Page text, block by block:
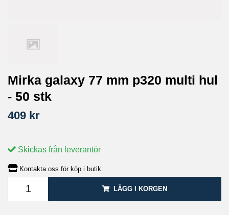
Mirka galaxy 77 mm p320 multi hul
- 50 stk
409 kr
Skickas från leverantör
Kontakta oss för köp i butik.
LÄGG I KORGEN